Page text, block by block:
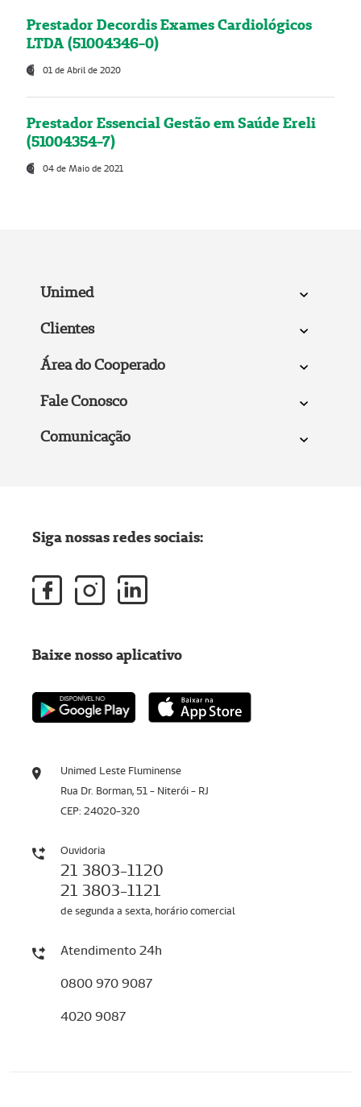
Prestador Decordis Exames Cardiológicos
LTDA (51004346-0)
01 de Abril de 2020
Prestador Essencial Gestão em Saúde Ereli
(51004354-7)
04 de Maio de 2021
Unimed
Clientes
Área do Cooperado
Fale Conosco
Comunicação
Unimed Leste Fluminense
Rua Dr. Borman, 51 - Niterói - RJ
CEP: 24020-320
Ouvidoria
21 3803-1120
21 3803-1121
de segunda a sexta, horário comercial
Atendimento 24h
0800 970 9087
4020 9087
Siga nossas redes sociais:
Baixe nosso aplicativo